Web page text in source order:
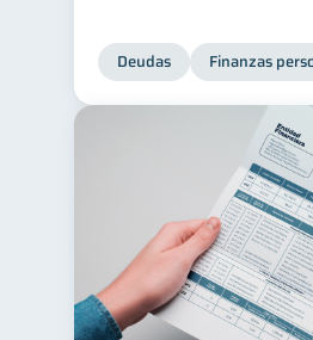
Historial crediticio
Ciberseguridad
Derechos & Deberes 4
Superintendencia de
Vacaciones 2
Criptomonedas 2
Cuenta Abandonada 2
Deudas Finanzas